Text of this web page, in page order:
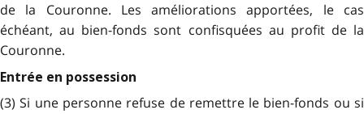
de la Couronne. Les améliorations apportées, le cas
échéant, au bien-fonds sont confisquées au profit de la
Couronne.
Entrée en possession
(3) Si une personne refuse de remettre le bien-fonds ou si